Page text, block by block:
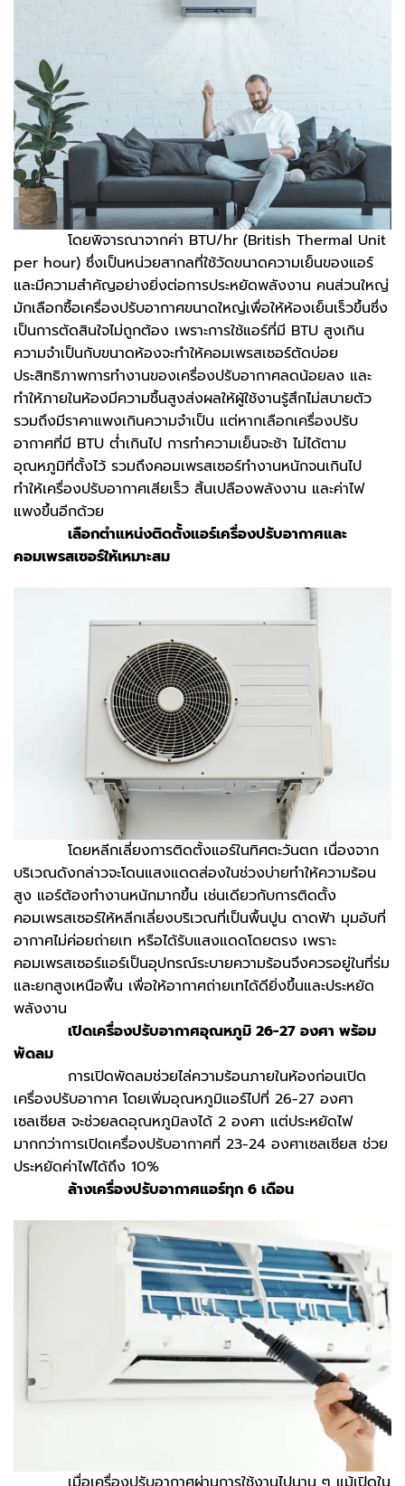
โดยพิจารณา​จากค่า BTU/hr (British Thermal Unit
per hour) ซึ่งเป็นหน่วยสากลที่ใช้วัดขนาดความเย็นของแอร์
และมีความสำคัญ​อย่างยิ่งต่อการประหยัดพลังงาน คนส่วนใหญ่
มักเลือกซื้อเครื่องปรับอากาศขนาดใหญ่เพื่อให้ห้องเย็นเร็วขึ้นซึ่ง
เป็นการตัดสินใจไม่ถูกต้อง เพราะการใช้แอร์ที่มี BTU สูงเกิน
ความจำเป็นกับขนาดห้องจะทำให้คอมเพรสเซอร์ตัดบ่อย
ประสิทธิภาพการทำงานของเครื่องปรับอากาศลดน้อยลง และ
ทำให้ภายในห้องมีความชื้นสูงส่งผลให้ผู้ใช้งานรู้สึกไม่สบายตัว
รวมถึงมีราคาแพงเกินความจำเป็น​ แต่หาก​เลือก​เครื่องปรับ
อากาศที่มี BTU ต่ำเกินไป การทำความเย็นจะช้า ไม่ได้ตาม
อุณหภูมิที่ตั้งไว้ รวมถึงคอมเพรสเซอร์ทำงานหนักจนเกินไป
ทำให้เครื่องปรับอากาศเสียเร็ว สิ้นเปลืองพลังงาน และค่าไฟ
แพงขึ้นอีกด้วย
เลือกตำแหน่งติดตั้งแอร์เครื่องปรับอากาศและ
คอมเพรสเซอร์ให้เหมาะสม
โดยหลีกเลี่ยงการติดตั้งแอร์ในทิศตะวันตก เนื่องจาก
บริเวณดังกล่าวจะโดนแสงแดดส่องในช่วงบ่ายทำให้ความร้อน
สูง แอร์ต้องทำงานหนักมากขึ้น เช่นเดียวกับการติดตั้ง
คอมเพรสเซอร์ให้หลีกเลี่ยงบริเวณที่เป็นพื้นปูน ดาดฟ้า มุมอับที่
อากาศไม่ค่อยถ่ายเท หรือได้รับแสงแดดโดยตรง เพราะ
คอมเพรสเซอร์แอร์เป็นอุปกรณ์​ระบายความร้อนจึงควรอยู่ในที่ร่ม
และยกสูงเหนือพื้น​ เพื่อให้อากาศถ่ายเทได้ดียิ่งขึ้นและประหยัด
พลังงาน
เปิดเครื่องปรับอากาศอุณหภูมิ 26-27 องศา พร้อม
พัดลม
การเปิดพัดลมช่วยไล่ความร้อนภายในห้องก่อนเปิด
เครื่องปรับอากาศ โดยเพิ่มอุณหภูมิแอร์ไปที่ 26-27 องศา
เซลเซียส จะช่วยลดอุณหภูมิลงได้ 2 องศา แต่ประหยัดไฟ
มากกว่าการเปิดเครื่องปรับอากาศที่ 23-24 องศาเซลเซียส ช่วย
ประหยัดค่าไฟได้ถึง 10%
ล้างเครื่องปรับอากาศแอร์ทุก 6 เดือน